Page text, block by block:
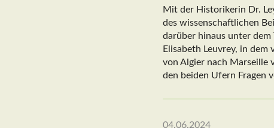
Mit der Historikerin Dr.
des wissenschaftlichen
darüber hinaus unter
Elisabeth Leuvrey, in
von Algier nach Marseille
den beiden Ufern Fragen
04.06.2024